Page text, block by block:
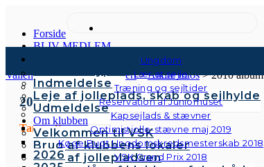
Ungdom
Lær at sejle
Træning og sejltider
Reservation af Juniorhuset
Kapsejlads & stævner
Optimistjolle-stævne maj 2019
Køge Bugt Ungdomskredsmesterskab 2018
VSK Grand Prix 2018
Forside
BLIV MEDLEM
Kontingenter & gebyrer
Indmeldelse
Leje af jolleplads, skab og sejlhylde
Udmeldelse
Om klubben
Velkommen til VSK
Brug af klubbens lokaler
Brug af jollepladsen
2026
Vallensbæk Sejlklub>Galleri>Andre fotos>2010 album
2010
Tangoaften